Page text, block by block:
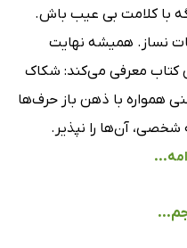
با کلامت بی عیب باش.
نساز. همیشه نهایت
کتاب معرفی می‌کند: شکاک
همواره با ذهن باز حرف‌ها
شخصی، آن‌ها را نپذیر.